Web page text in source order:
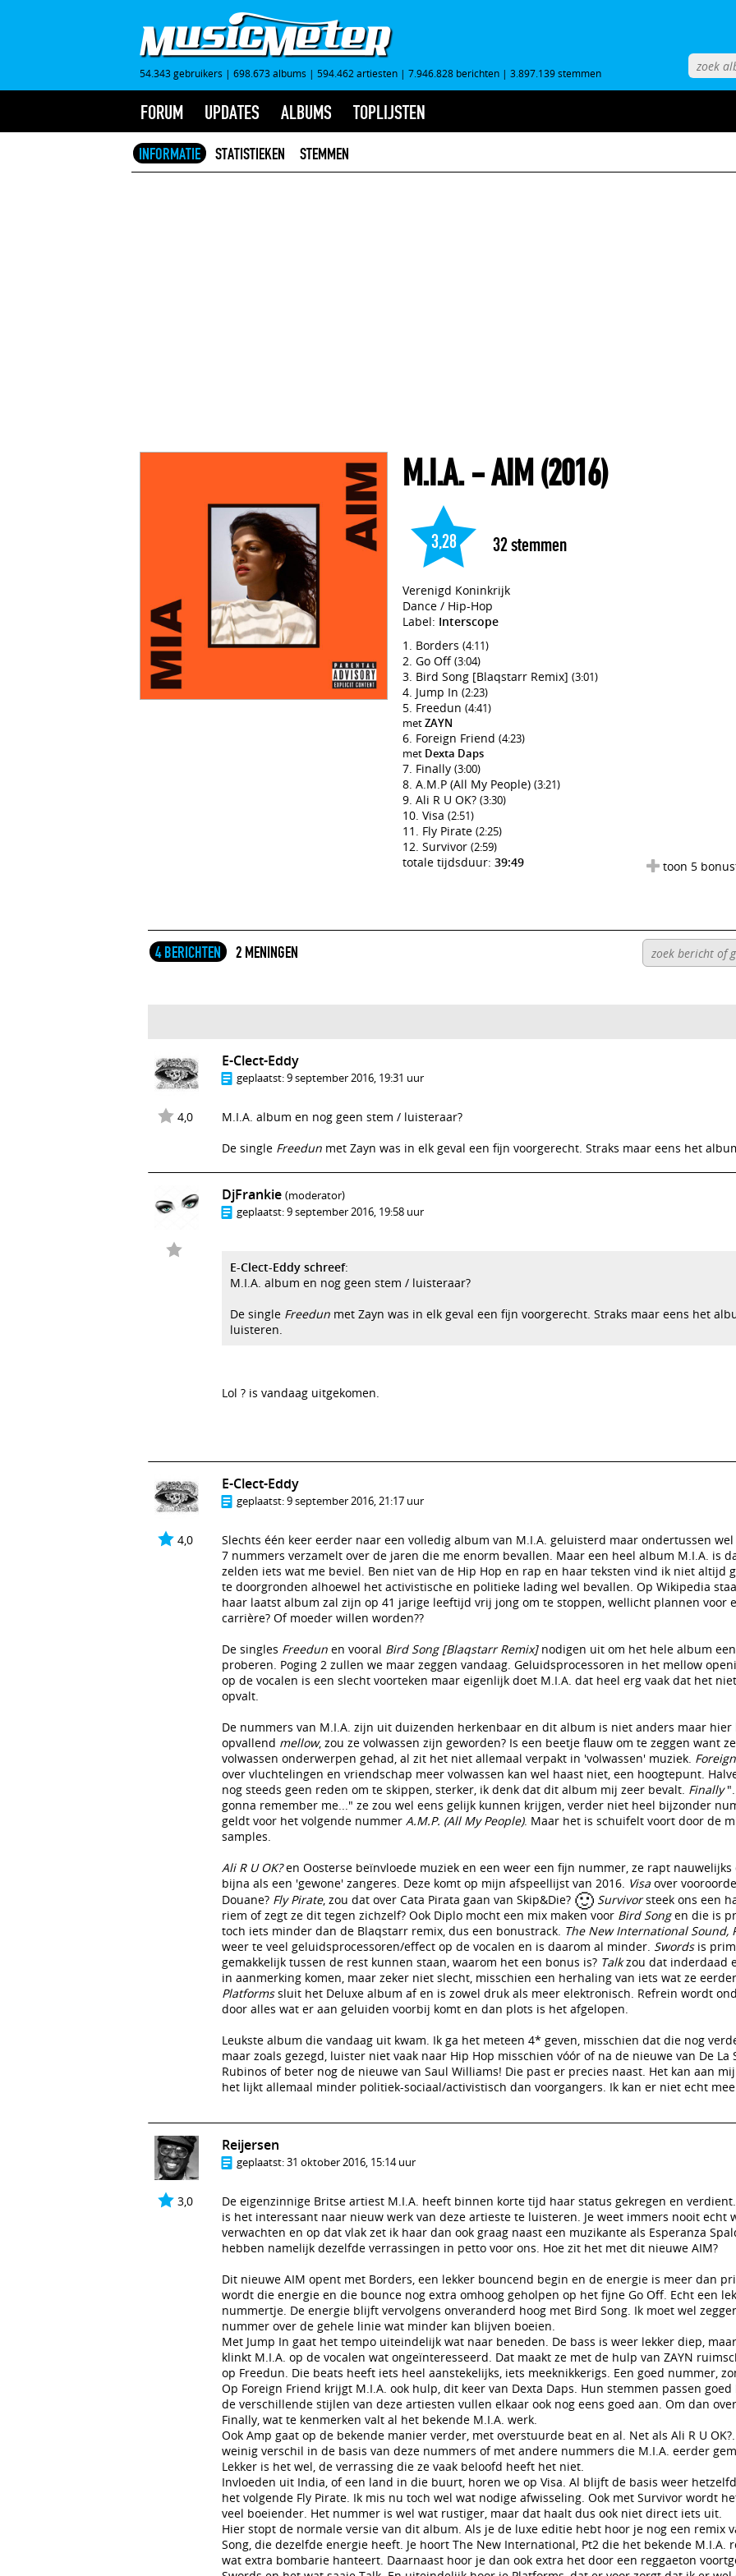
54.343 gebruikers | 698.673 albums | 594.462 artiesten | 7.946.828 berichten | 3.897.139 stemmen
FORUM UPDATES ALBUMS TOPLIJSTEN
INFORMATIE STATISTIEKEN STEMMEN
M.I.A.- AIM(2016)
3,28 32stemmen
Verenigd Koninkrijk
Dance / Hip-Hop
Label: Interscope
Borders (4:11)
Go Off(3:04)
Bird Song [Blaqstarr Remix] (3:01)
Jump In (2:23)
Freedun (4:41)
metZAYN
Foreign Friend (4:23)
met Dexta Daps
Finally (3:00)
A.M.P (All My People) (3:21)
Ali R U OK? (3:30)
Visa (2:51)
Fly Pirate (2:25)
Survivor (2:59)
toon 5
totale tijdsduur: 39:49
4 BERICHTEN 2 MENINGEN
4,0
E-Clect-Eddy
geplaatst:9 september 2016, 19:31 uur
M.I.A. album en nog geen stem / luisteraar?
De single Freedun met Zayn was in elk geval een fijn voorgerecht. Straks maar eens het
DjFrankie (moderator)
geplaatst:9 september 2016, 19:58 uur
E-Clect-Eddy schreef:
M.I.A. album en nog geen stem / luisteraar?
De single Freedun met Zayn was in elk geval een fijn voorgerecht. Straks maar eens het
luisteren.
Lol ? is vandaag uitgekomen.
4,0
E-Clect-Eddy
geplaatst:9 september 2016, 21:17 uur
Slechts één keer eerder naar een volledig album van M.I.A. geluisterd maar ondertussen
7 nummers verzamelt over de jaren die me enorm bevallen. Maar een heel album M.I.A. is
zelden iets wat me beviel. Ben niet van de Hip Hop en rap en haar teksten vind ik niet altijd
te doorgronden alhoewel het activistische en politieke lading wel bevallen. Op Wikipedia
haar laatst album zal zijn op 41 jarige leeftijd vrij jong om te stoppen, wellicht plannen voor
carrière? Of moeder willen worden??
De singles Freedun en vooral Bird Song [Blaqstarr Remix] nodigen uit om het hele album
proberen. Poging 2 zullen we maar zeggen vandaag. Geluidsprocessoren in het mellow
op de vocalen is een slecht voorteken maar eigenlijk doet M.I.A. dat heel erg vaak dat het
opvalt.
De nummers van M.I.A. zijn uit duizenden herkenbaar en dit album is niet anders maar hier
opvallend mellow, zou ze volwassen zijn geworden? Is een beetje flauw om te zeggen want
volwassen onderwerpen gehad, al zit het niet allemaal verpakt in 'volwassen' muziek.
over vluchtelingen en vriendschap meer volwassen kan wel haast niet, een hoogtepunt.
nog steeds geen reden om te skippen, sterker, ik denk dat dit album mij zeer bevalt. Finally
gonna remember me..." ze zou wel eens gelijk kunnen krijgen, verder niet heel bijzonder
geldt voor het volgende nummer A.M.P. (All My People). Maar het is schuifelt voort door de
samples.
Ali R U OK?en Oosterse beïnvloede muziek en een weer een fijn nummer, ze rapt nauwelijks
bijna als een 'gewone' zangeres. Deze komt op mijn afspeellijst van 2016. Visa over
Douane? Fly Pirate, zou dat over Cata Pirata gaan van Skip&Die? 🙂 Survivorsteek ons een
riem of zegt ze dit tegen zichzelf? Ook Diplo mocht een mix maken voor Bird Songen die is
toch iets minder dan de Blaqstarr remix, dus een bonustrack. The New International Sound,
weer te veel geluidsprocessoren/effect op de vocalen en is daarom al minder. Swordsis
gemakkelijk tussen de rest kunnen staan, waarom het een bonus is? Talkzou dat inderdaad
in aanmerking komen, maar zeker niet slecht, misschien een herhaling van iets wat ze
Platformssluit het Deluxe album af en is zowel druk als meer elektronisch. Refrein wordt
door alles wat er aan geluiden voorbij komt en dan plots is het afgelopen.
Leukste album die vandaag uit kwam. Ik ga het meteen 4* geven, misschien dat die nog
maar zoals gezegd, luister niet vaak naar Hip Hop misschien vóór of na de nieuwe van De La
Rubinos of beter nog de nieuwe van Saul Williams! Die past er precies naast. Het kan aan
het lijkt allemaal minder politiek-sociaal/activistisch dan voorgangers. Ik kan er niet echt
3,0
Reijersen
geplaatst:31 oktober 2016, 15:14 uur
De eigenzinnige Britse artiest M.I.A. heeft binnen korte tijd haar status gekregen en
is het interessant naar nieuw werk van deze artieste te luisteren. Je weet immers nooit echt
verwachten en op dat vlak zet ik haar dan ook graag naast een muzikante als Esperanza
hebben namelijk dezelfde verrassingen in petto voor ons. Hoe zit het met dit nieuwe AIM?
Dit nieuwe AIM opent met Borders, een lekker bouncend begin en de energie is meer dan
wordt die energie en die bounce nog extra omhoog geholpen op het fijne Go Off. Echt een
nummertje. De energie blijft vervolgens onveranderd hoog met Bird Song. Ik moet wel
nummer over de gehele linie wat minder kan blijven boeien.
Met Jump In gaat het tempo uiteindelijk wat naar beneden. De bass is weer lekker diep,
klinkt M.I.A. op de vocalen wat ongeïnteresseerd. Dat maakt ze met de hulp van ZAYN
op Freedun. Die beats heeft iets heel aanstekelijks, iets meeknikkerigs. Een goed nummer,
Op Foreign Friend krijgt M.I.A. ook hulp, dit keer van Dexta Daps. Hun stemmen passen
de verschillende stijlen van deze artiesten vullen elkaar ook nog eens goed aan. Om dan
Finally, wat te kenmerken valt al het bekende M.I.A. werk.
Ook Amp gaat op de bekende manier verder, met overstuurde beat en al. Net als Ali R U
weinig verschil in de basis van deze nummers of met andere nummers die M.I.A. eerder
Lekker is het wel, de verrassing die ze vaak beloofd heeft het niet.
Invloeden uit India, of een land in die buurt, horen we op Visa. Al blijft de basis weer
het volgende Fly Pirate. Ik mis nu toch wel wat nodige afwisseling. Ook met Survivor wordt
veel boeiender. Het nummer is wel wat rustiger, maar dat haalt dus ook niet direct iets uit.
Hier stopt de normale versie van dit album. Als je de luxe editie hebt hoor je nog een remix
Song, die dezelfde energie heeft. Je hoort The New International, Pt2 die het bekende M.I.A.
wat extra bombarie hanteert. Daarnaast hoor je dan ook extra het door een reggaeton